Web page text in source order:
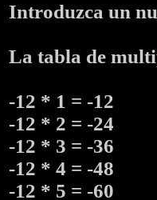
Introduzca un
La tabla de
-12 * 1 = -12
-12 * 2 = -24
-12 * 3 = -36
-12 * 4 = -48
-12 * 5 = -60